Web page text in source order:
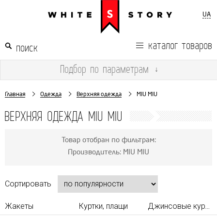
UA
каталог товаров
Подбор по параметрам ↓
Главная Одежда Верхняя одежда MIU MIU
ВЕРХНЯЯ ОДЕЖДА MIU MIU
Товар отобран по фильтрам:
Производитель: MIU MIU
Сортировать
Жакеты Куртки, плащи